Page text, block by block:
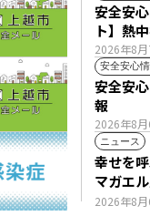
2026年8月
安全安
ト】熱
います。
安全安心
2026年8月
安全安
報
ニュース
2026年8月
幸せを
マガエ